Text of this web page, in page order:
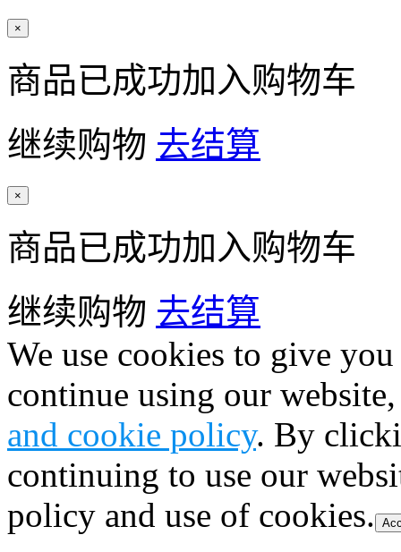
×
商品已成功加入购物车
继续购物 去结算
×
商品已成功加入购物车
继续购物 去结算
We use cookies to give
continue using our
and cookie policy. By
continuing to use our
policy and use of cookies.